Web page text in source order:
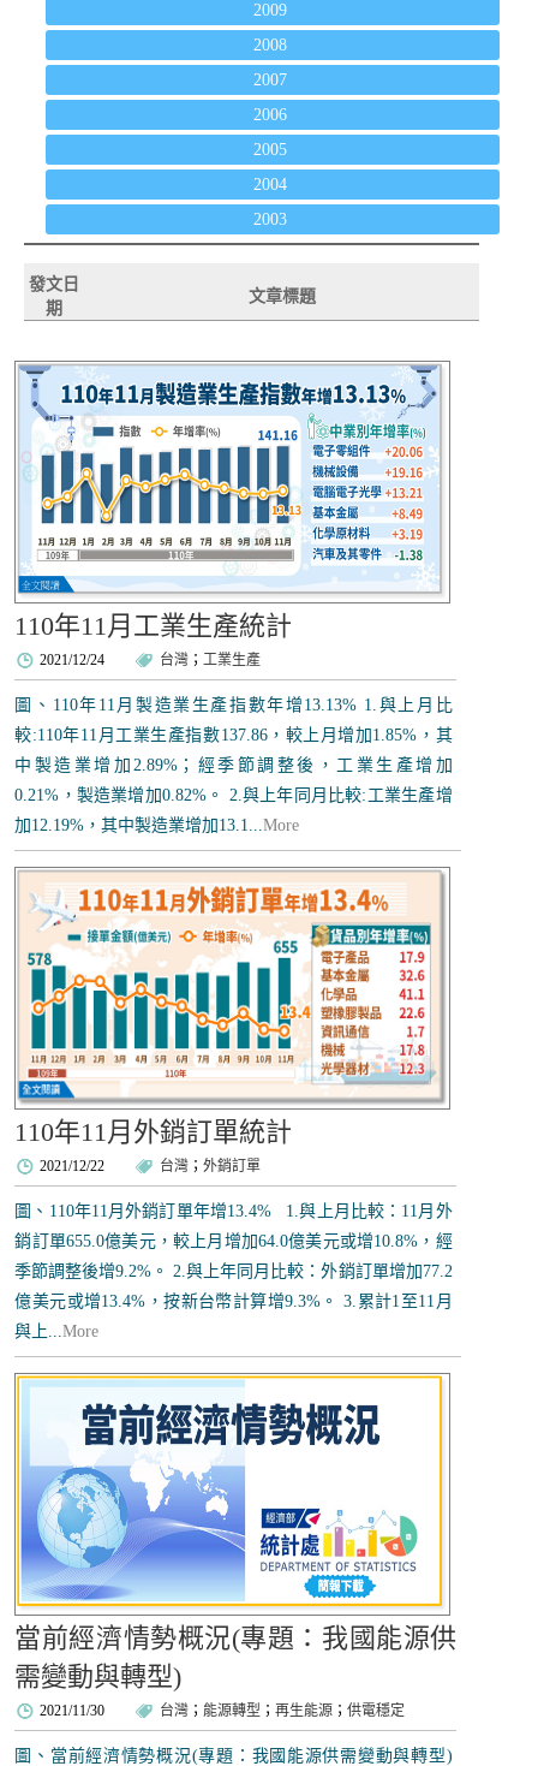
2009
2008
2007
2006
2005
2004
2003
發文日
期
文章標題
110年11月工業生產統計
2021/12/24 台灣 ；工業生產
圖、110年11月製造業生產指數年增13.13% 1.與上月比
較:110年11月工業生產指數137.86，較上月增加1.85%，其
中製造業增加2.89%；經季節調整後，工業生產增加
0.21%，製造業增加0.82%。 2.與上年同月比較:工業生產增
加12.19%，其中製造業增加13.1...More
110年11月外銷訂單統計
2021/12/22 台灣 ；外銷訂單
圖、110年11月外銷訂單年增13.4% 1.與上月比較：11月外
銷訂單655.0億美元，較上月增加64.0億美元或增10.8%，經
季節調整後增9.2%。 2.與上年同月比較：外銷訂單增加77.2
億美元或增13.4%，按新台幣計算增9.3%。 3.累計1至11月
與上...More
當前經濟情勢概況(專題：我國能源供
需變動與轉型)
2021/11/30 台灣 ； 能源轉型 ；再生能源 ；供電穩定
圖、當前經濟情勢概況(專題：我國能源供需變動與轉型)